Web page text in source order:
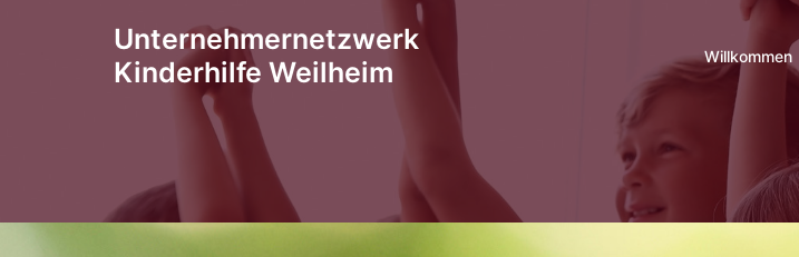
Unternehmernetzwerk
Kinderhilfe Weilheim
Willkommen